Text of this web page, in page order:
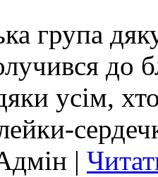
група
до
усім,
|